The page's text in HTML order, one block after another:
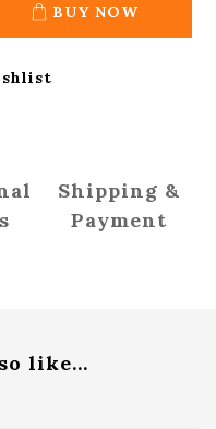
BUY NOW
Shipping &
Payment
like...